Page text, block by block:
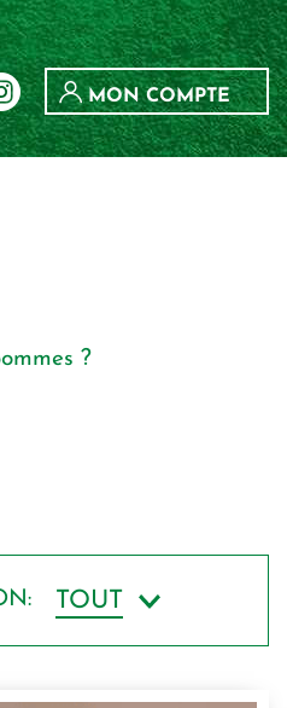
MON COMPTE
?
: TOUT